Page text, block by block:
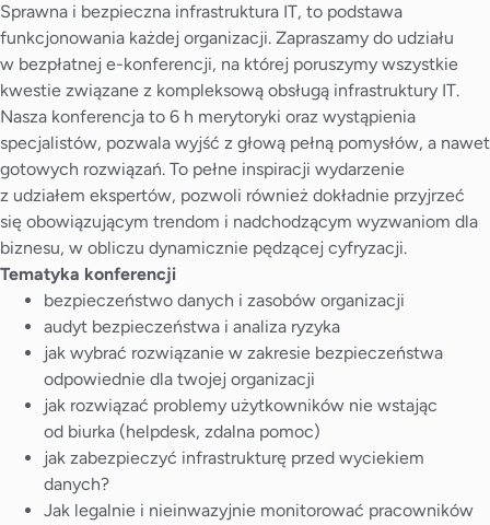
Sprawna i bezpieczna infrastruktura IT, to podstawa
funkcjonowania każdej organizacji. Zapraszamy do udziału
w bezpłatnej e-konferencji, na której poruszymy wszystkie
kwestie związane z kompleksową obsługą infrastruktury IT.
Nasza konferencja to 6 h merytoryki oraz wystąpienia
specjalistów, pozwala wyjść z głową pełną pomysłów, a nawet
gotowych rozwiązań. To pełne inspiracji wydarzenie
z udziałem ekspertów, pozwoli również dokładnie przyjrzeć
się obowiązującym trendom i nadchodzącym wyzwaniom dla
biznesu, w obliczu dynamicznie pędzącej cyfryzacji.
Tematyka konferencji
bezpieczeństwo danych i zasobów organizacji
audyt bezpieczeństwa i analiza ryzyka
jak wybrać rozwiązanie w zakresie bezpieczeństwa
odpowiednie dla twojej organizacji
jak rozwiązać problemy użytkowników nie wstając
od biurka (helpdesk, zdalna pomoc)
jak zabezpieczyć infrastrukturę przed wyciekiem
danych?
Jak legalnie i nieinwazyjnie monitorować pracowników